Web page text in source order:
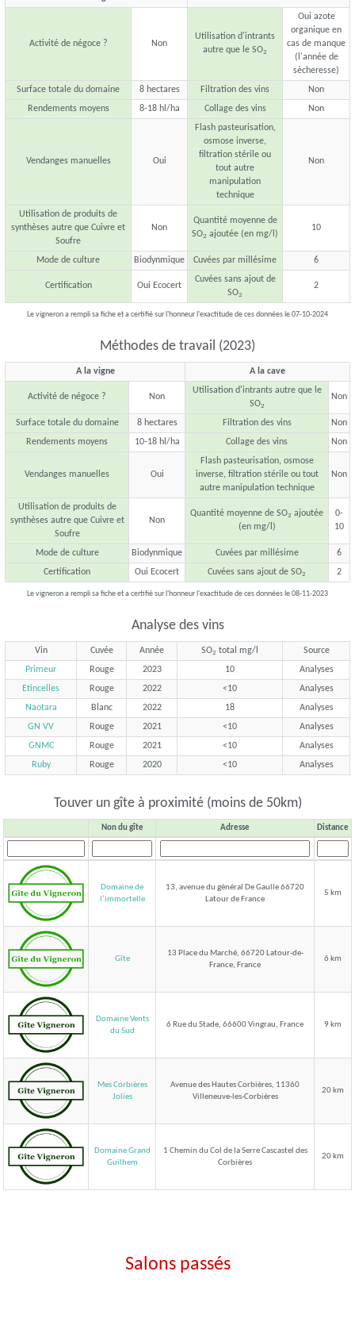
Activité de négoce ? Non
Utilisation d'intrants
autre que le SO2
Oui azote
organique en
cas de manque
(l'année de
sècheresse)
Surface totale du domaine
8 hectares Filtration des vins
Non
Rendements moyens
8-18 hl/ha Collage des vins Non
Vendanges manuelles Oui
Flash pasteurisation,
osmose inverse,
filtration stérile ou
tout autre
manipulation
technique
Non
Utilisation de produits de
synthèses autre que Cuivre et
Soufre
Non
Quantité moyenne de
SO2 ajoutée (en mg/l)
10
Mode de culture Biodynmique Cuvées par millésime 6
Certification Oui Ecocert
Cuvées sans ajout de
SO2
2
Le vigneron a rempli sa fiche et a certifié sur l'honneur l'exactitude de ces données le 07-10-2024
Méthodes de travail (2023)
A la vigne A la cave
Activité de négoce ? Non
Utilisation d'intrants autre que le
SO2
Non
Surface totale du domaine 8 hectares Filtration des vins
Non
Rendements moyens
10-18 hl/ha Collage des vins Non
Vendanges manuelles Oui
Flash pasteurisation, osmose
inverse, filtration stérile ou tout
autre manipulation technique
Non
Utilisation de produits de
synthèses autre que Cuivre et
Soufre
Non
Quantité moyenne de SO2 ajoutée
(en mg/l)
0-
10
Mode de culture Biodynmique Cuvées par millésime
6
Certification
Oui Ecocert Cuvées sans ajout de SO2 2
Le vigneron a rempli sa fiche et a certifié sur l'honneur l'exactitude de ces données le 08-11-2023
Analyse des vins
Vin Cuvée Année SO2 total mg/l
Source
Primeur
Rouge 2023 10
Analyses
Etincelles
Rouge 2022 <10
Analyses
Naotara
Blanc 2022 18
Analyses
GN VV
Rouge 2021 <10
Analyses
GNMC
Rouge 2021 <10
Analyses
Ruby
Rouge 2020 <10 Analyses
Touver un gîte à proximité (moins de 50km)
Non du gîte Adresse Distance
Domaine de
l’immortelle
13, avenue du général De Gaulle 66720
Latour de France
5 km
Gîte
13 Place du Marché, 66720 Latour-de-
France, France
6 km
Domaine Vents
du Sud
6 Rue du Stade, 66600 Vingrau, France 9 km
Mes Corbières
Jolies
Avenue des Hautes Corbières, 11360
Villeneuve-les-Corbières
20 km
Domaine Grand
Guilhem
1 Chemin du Col de la Serre Cascastel des
Corbières
20 km
Salons passés